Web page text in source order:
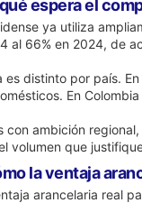
espera el
ya utiliza
al 66% en 2024, de
es distinto por país.
En
con ambición
volumen que
la ventaja
arancelaria real